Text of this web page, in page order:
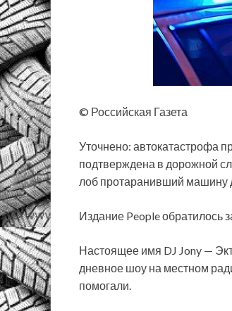
© Российская Газета
Уточнено: автокатастрофа
подтверждена в дорожной
лоб протаранивший машину
Издание People обратилось
Настоящее имя DJ Jony —
дневное шоу на местном
помогали.